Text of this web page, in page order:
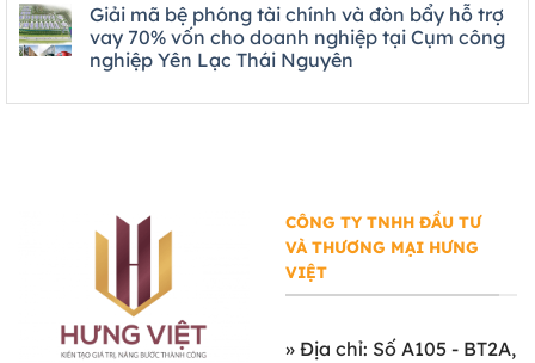
Giải mã bệ phóng tài chính và đòn bẩy hỗ trợ
vay 70% vốn cho doanh nghiệp tại Cụm công
nghiệp Yên Lạc Thái Nguyên
CÔNG TY TNHH ĐẦU TƯ
VÀ THƯƠNG MẠI HƯNG
VIỆT
» Địa chỉ: Số A105 - BT2A,